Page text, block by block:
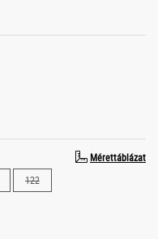
Mérettáblázat
122